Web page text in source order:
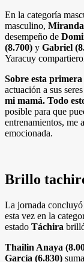
En la categoría
masculino, Miranda
desempeño de
(8.700) y Gabriel
Yaracuy
Sobre esta
actuación a sus
mi mamá. Todo
posible para que
entrenamientos, me
emocionada.
Brillo
La jornada
esta vez en la
estado Táchira
Thailin Anaya
García (6.830)